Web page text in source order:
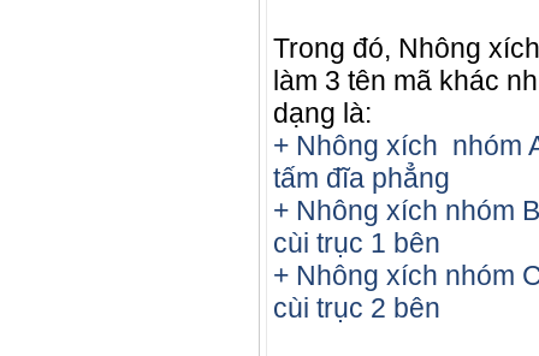
Trong đó, Nhông
làm 3 tên mã khác
dạng là:
+ Nhông xích nhóm
tấm đĩa phẳng
+ Nhông xích nhóm
cùi trục 1 bên
+ Nhông xích nhóm
cùi trục 2 bên